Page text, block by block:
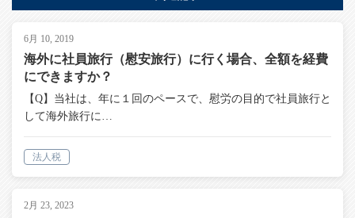
6月 10, 2019
海外に社員旅行（慰安旅行）に行く場合、全額を経費
にできますか？
【Q】当社は、年に１回のペースで、慰労の目的で社員旅行と
して海外旅行に…
法人税
2月 23, 2023